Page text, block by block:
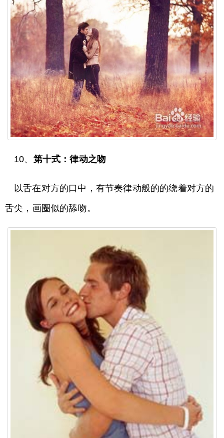
10、 第十式：律动之吻
以舌在对方的口中，有节奏律动般的的绕着对方的
舌尖，画圈似的舔吻。